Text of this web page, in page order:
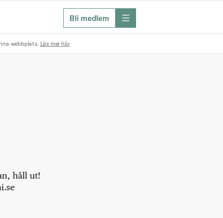
Bli medlem meny
webbplats. Läs mer här
håll ut!